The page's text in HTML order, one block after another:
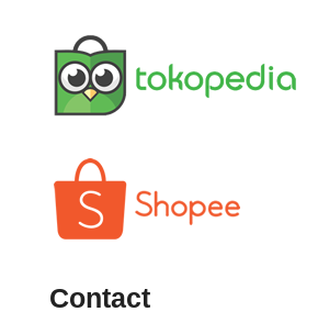
Contact